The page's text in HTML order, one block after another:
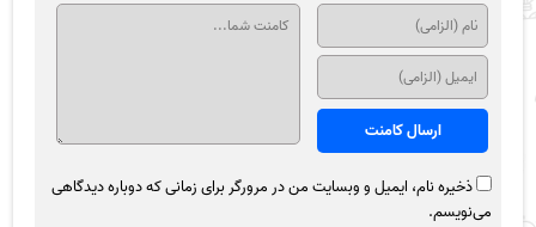
ذخیره نام، ایمیل و وبسایت من در مرورگر برای زمانی که دوباره دیدگاهی
می‌نویسم.